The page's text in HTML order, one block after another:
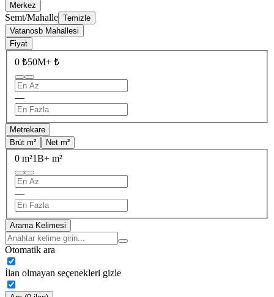
Merkez
Semt/Mahalle Temizle
Vatanosb Mahallesi
Fiyat
0 ₺50M+ ₺
—
Metrekare
Brüt m²
Net m²
0 m²1B+ m²
—
Arama Kelimesi
Otomatik ara
İlan olmayan seçenekleri gizle